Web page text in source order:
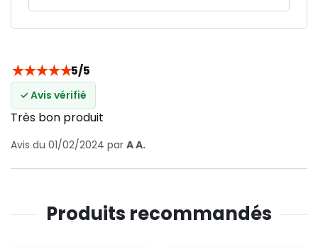
★★★★★5/5
✓ Avis vérifié
Très bon produit
Avis du 01/02/2024 par A A.
Produits recommandés